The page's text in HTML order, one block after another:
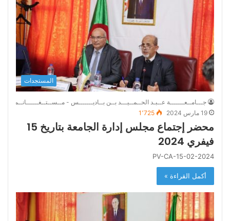
المستجدات
جـــامــعـــــــة عــبـد الحــمــيـــد بــن بــاديـــــــس - مــســتــغــــــانــم
19 مارس 2024
1٬725
محضر إجتماع مجلس إدارة الجامعة بتاريخ 15
فيفري 2024
PV-CA-15-02-2024
أكمل القراءة »